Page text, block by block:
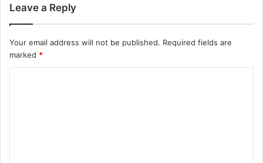
Leave a Reply
Your email address will not be published. Required fields are
marked *